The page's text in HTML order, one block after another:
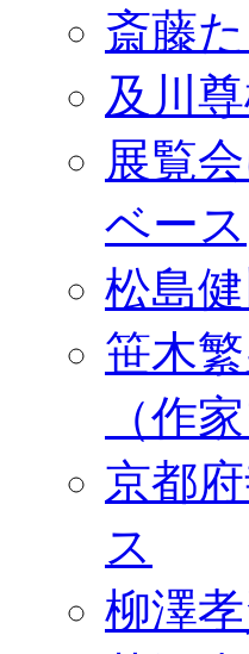
斎藤
及川
展覧
ベース
松島
笹木
（作
京都
ス
柳澤